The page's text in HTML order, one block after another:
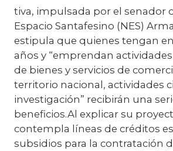
tiva, impulsada por el senador
Espacio Santafesino (NES)
estipula que quienes tengan
años y “emprendan
de bienes y servicios de
territorio nacional, actividades
investigación” recibirán una
beneficios.Al explicar su
contempla líneas de créditos
subsidios para la contratación